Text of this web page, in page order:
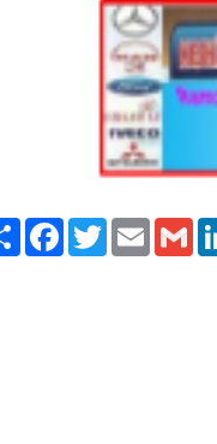
Paylaş FacebookTwitter Email